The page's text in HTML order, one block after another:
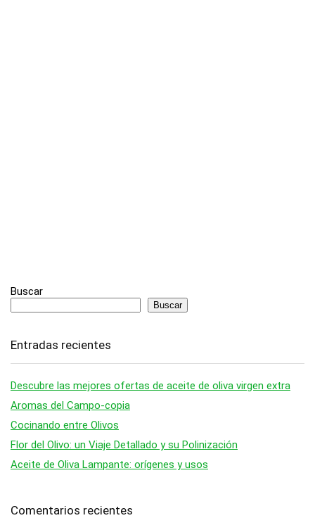
Buscar
Buscar
Entradas recientes
Descubre las mejores ofertas de aceite de oliva virgen extra
Aromas del Campo-copia
Cocinando entre Olivos
Flor del Olivo: un Viaje Detallado y su Polinización
Aceite de Oliva Lampante: orígenes y usos
Comentarios recientes